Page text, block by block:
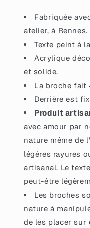
violette
paillettes
Fabriquée
atelier, à Rennes.
Texte peint à
Acrylique
et solide.
La broche fait
Derrière est
Produit
avec amour par
nature même de
légères rayures
artisanal. Le
peut-être
Les broches
nature à
de les placer sur